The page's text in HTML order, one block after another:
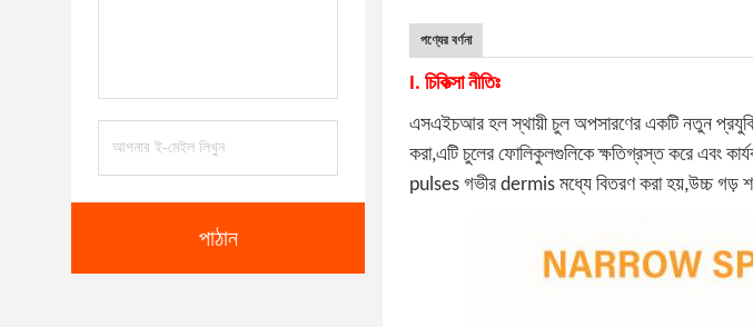
পাঠান
পণ্যের বর্ণনা
I. চিকিত্সা নীতিঃ
এসএইচআর হল স্থায়ী চুল অপসারণের একটি নতুন
করা,এটি চুলের ফোলিকুলগুলিকে ক্ষতিগ্রস্ত করে এবং
pulses গভীর dermis মধ্যে বিতরণ করা হয়,উচ্চ গড়